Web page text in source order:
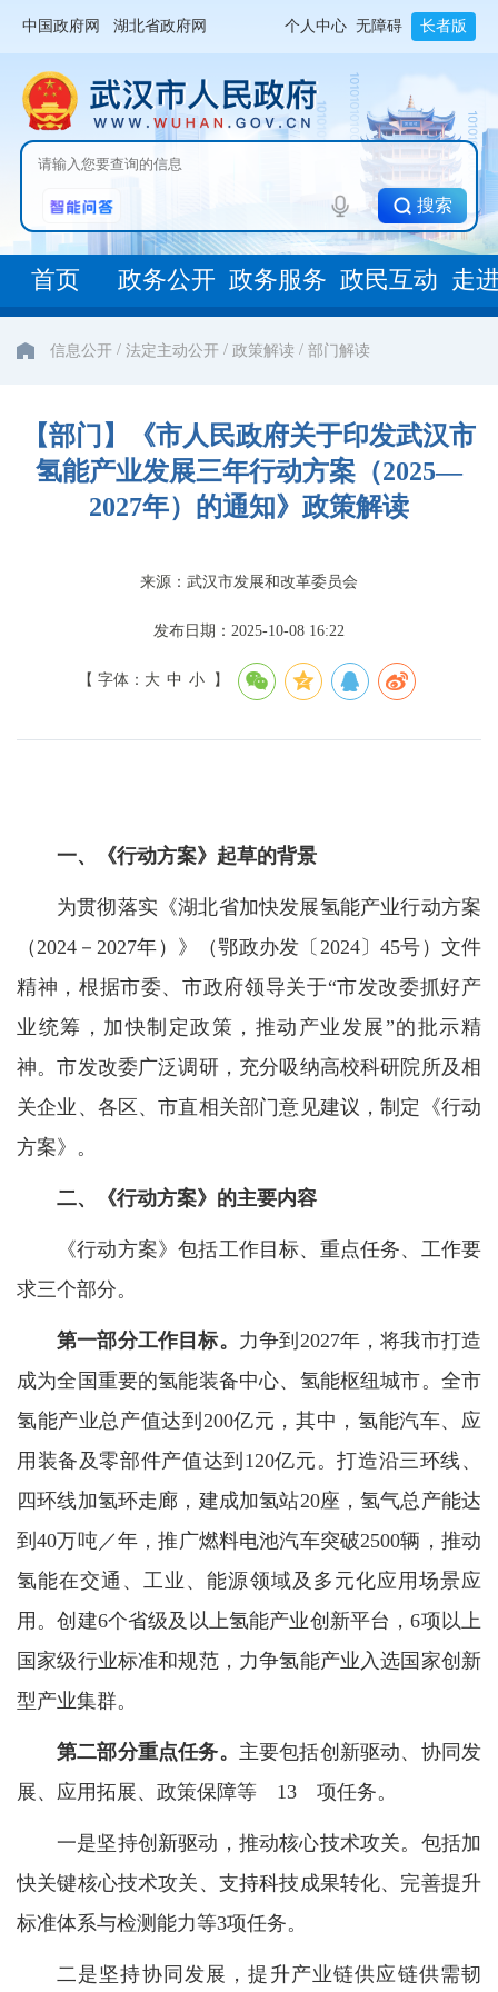
中国政府网 湖北省政府网 个人中心 无障碍 长者版
搜索
首页 政务公开 政务服务 政民互动 走
信息公开 / 法定主动公开 / 政策解读 / 部门解读
【部门】《市人民政府关于印发武汉市
氢能产业发展三年行动方案（2025—
2027年）的通知》政策解读
来源：武汉市发展和改革委员会
发布日期：2025-10-08 16:22
【 字体： 大 中 小 】
一、《行动方案》起草的背景
为贯彻落实《湖北省加快发展氢能产业行动方案
（2024－2027年）》（鄂政办发〔2024〕45号）文件
精神，根据市委、市政府领导关于“市发改委抓好产
业统筹，加快制定政策，推动产业发展”的批示精
神。市发改委广泛调研，充分吸纳高校科研院所及相
关企业、各区、市直相关部门意见建议，制定《行动
方案》。
二、《行动方案》的主要内容
《行动方案》包括工作目标、重点任务、工作要
求三个部分。
第一部分工作目标。 力争到2027年，将我市打造
成为全国重要的氢能装备中心、氢能枢纽城市。全市
氢能产业总产值达到200亿元，其中，氢能汽车、应
用装备及零部件产值达到120亿元。打造沿三环线、
四环线加氢环走廊，建成加氢站20座，氢气总产能达
到40万吨／年，推广燃料电池汽车突破2500辆，推动
氢能在交通、工业、能源领域及多元化应用场景应
用。创建6个省级及以上氢能产业创新平台，6项以上
国家级行业标准和规范，力争氢能产业入选国家创新
型产业集群。
第二部分重点任务。 主要包括创新驱动、协同发
展、应用拓展、政策保障等 13 项任务。
一是坚持创新驱动，推动核心技术攻关。包括加
快关键核心技术攻关、支持科技成果转化、完善提升
标准体系与检测能力等3项任务。
二是坚持协同发展，提升产业链供应链供需韧